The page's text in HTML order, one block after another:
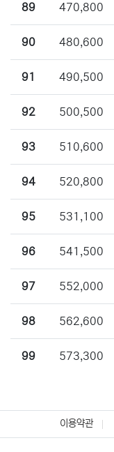
89 470,800
90 480,600
91 490,500
92 500,500
93 510,600
94 520,800
95 531,100
96 541,500
97 552,000
98 562,600
99 573,300
이용약관